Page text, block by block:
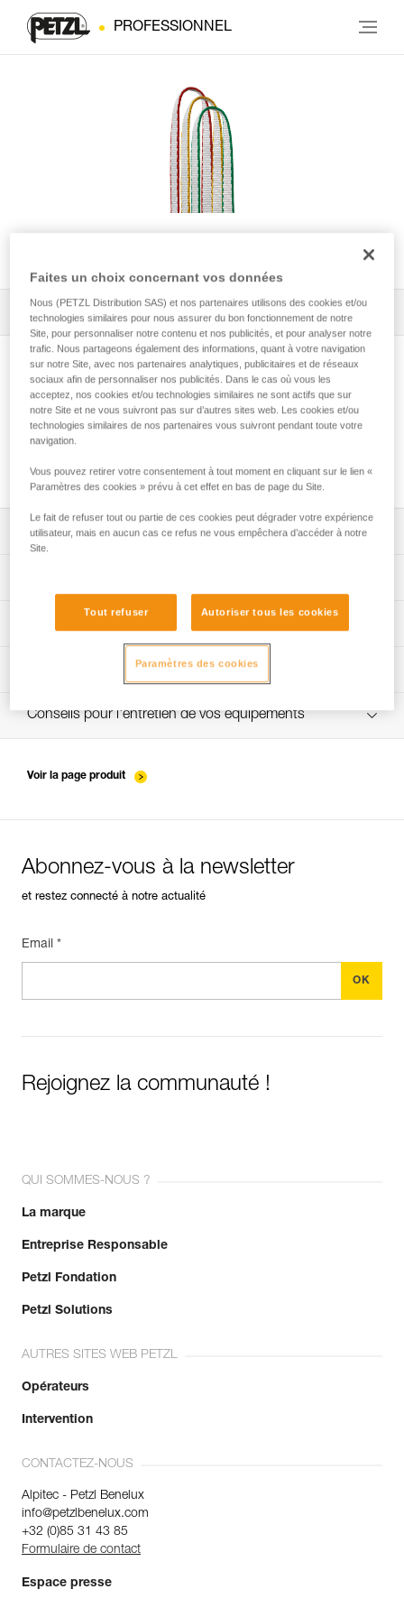
PROFESSIONNEL
Tous les conseils techniques 1
Installation des cordes
Télécharger la notice technique (PDF)
verif-EPI-sangles-amarrage-procedure-FR
VerifEPI-Sangleamarrage_FR
Conseils pour l'entretien de vos équipements
Voir la page produit
Abonnez-vous à la newsletter
et restez connecté à notre actualité
Email *
Rejoignez la communauté !
QUI SOMMES-NOUS ?
La marque
Entreprise Responsable
Petzl Fondation
Petzl Solutions
AUTRES SITES WEB PETZL
Opérateurs
Intervention
CONTACTEZ-NOUS
Alpitec - Petzl Benelux
info@petzlbenelux.com
+32 (0)85 31 43 85
Formulaire de contact
Espace presse
Faites un choix concernant vos données
Nous (PETZL Distribution SAS) et nos partenaires utilisons des cookies et/ou
technologies similaires pour nous assurer du bon fonctionnement de notre
Site, pour personnaliser notre contenu et nos publicités, et pour analyser notre
trafic. Nous partageons également des informations, quant à votre navigation
sur notre Site, avec nos partenaires analytiques, publicitaires et de réseaux
sociaux afin de personnaliser nos publicités. Dans le cas où vous les
acceptez, nos cookies et/ou technologies similaires ne sont actifs que sur
notre Site et ne vous suivront pas sur d’autres sites web. Les cookies et/ou
technologies similaires de nos partenaires vous suivront pendant toute votre
navigation.
Vous pouvez retirer votre consentement à tout moment en cliquant sur le lien «
Paramètres des cookies » prévu à cet effet en bas de page du Site.
Le fait de refuser tout ou partie de ces cookies peut dégrader votre expérience
utilisateur, mais en aucun cas ce refus ne vous empêchera d’accéder à notre
Site.
Tout refuser Autoriser tous les cookies
Paramètres des cookies